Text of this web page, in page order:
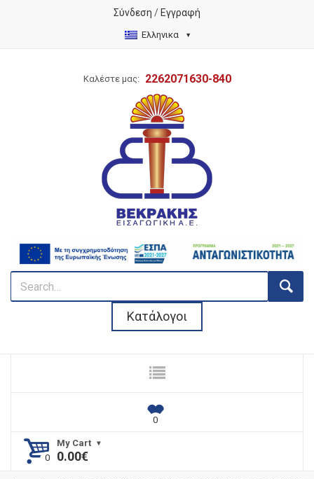
Σύνδεση / Εγγραφή
Ελληνικα
Καλέστε μας: 2262071630-840
Κατάλογοι
My Cart
0.00€